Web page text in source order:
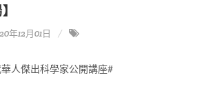
年12月01日
人傑出科學家公開講座#